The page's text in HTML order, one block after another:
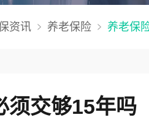
资讯 养老保险 养老保
须交够15年吗